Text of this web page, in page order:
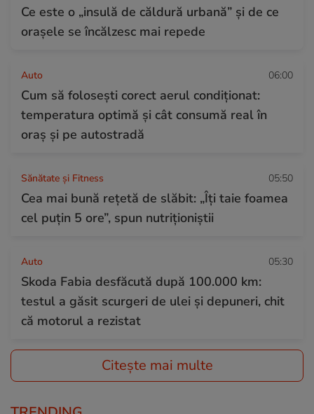
Ce este o „insulă de căldură urbană” și de ce
orașele se încălzesc mai repede
Auto 06:00
Cum să folosești corect aerul condiționat:
temperatura optimă și cât consumă real în
oraș și pe autostradă
Sănătate și Fitness 05:50
Cea mai bună rețetă de slăbit: „Îți taie foamea
cel puțin 5 ore”, spun nutriționiștii
Auto 05:30
Skoda Fabia desfăcută după 100.000 km:
testul a găsit scurgeri de ulei și depuneri, chit
că motorul a rezistat
Citește mai multe